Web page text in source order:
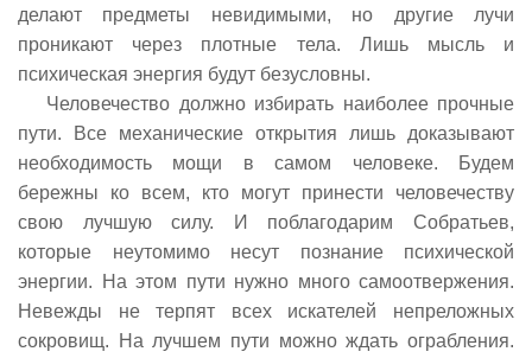
делают предметы невидимыми, но другие лучи
проникают через плотные тела. Лишь мысль и
психическая энергия будут безусловны.
Человечество должно избирать наиболее прочные
пути. Все механические открытия лишь доказывают
необходимость мощи в самом человеке. Будем
бережны ко всем, кто могут принести человечеству
свою лучшую силу. И поблагодарим Собратьев,
которые неутомимо несут познание психической
энергии. На этом пути нужно много самоотвержения.
Невежды не терпят всех искателей непреложных
сокровищ. На лучшем пути можно ждать ограбления.